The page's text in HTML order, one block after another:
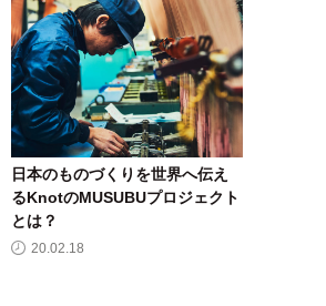
日本のものづくりを世界へ伝え
るKnotのMUSUBUプロジェクト
とは？
20.02.18